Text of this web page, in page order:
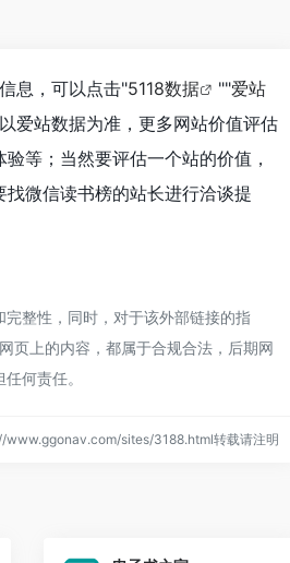
息，可以点击"5118数据 ""爱站
爱站数据为准，更多网站价值评估
等；当然要评估一个站的价值，
微信读书榜的站长进行洽谈提
整性，同时，对于该外部链接的指
页上的内容，都属于合规合法，后期网
何责任。
www.ggonav.com/sites/3188.html转载请注明